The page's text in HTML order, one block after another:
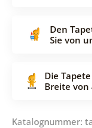
Den
Sie von
Die
Breite von
Katalognummer: